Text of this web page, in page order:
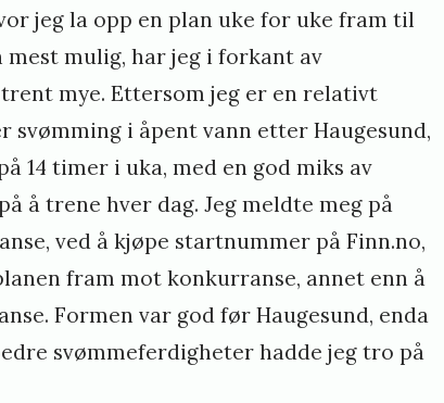
jeg la opp en plan uke for uke fram til
mulig, har jeg i forkant av
mye. Ettersom jeg er en relativt
svømming i åpent vann etter Haugesund,
14 timer i uka, med en god miks av
å trene hver dag. Jeg meldte meg på
ved å kjøpe startnummer på Finn.no,
fram mot konkurranse, annet enn å
Formen var god før Haugesund, enda
svømmeferdigheter hadde jeg tro på